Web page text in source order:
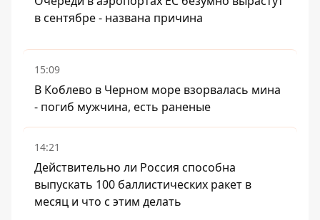
в сентябре - названа причина
15:09
В Коблево в Черном море взорвалась мина
- погиб мужчина, есть раненые
14:21
Действительно ли Россия способна
выпускать 100 баллистических ракет в
месяц и что с этим делать